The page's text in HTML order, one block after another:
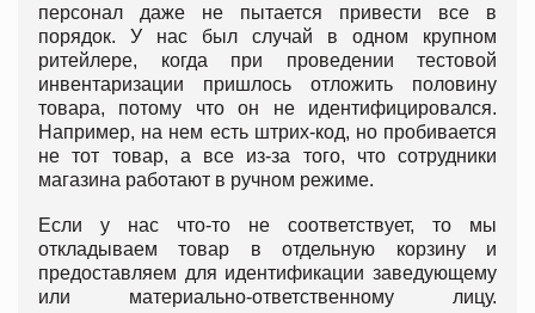
персонал даже не пытается привести все в
порядок. У нас был случай в одном крупном
ритейлере, когда при проведении тестовой
инвентаризации пришлось отложить половину
товара, потому что он не идентифицировался.
Например, на нем есть штрих-код, но пробивается
не тот товар, а все из-за того, что сотрудники
магазина работают в ручном режиме.
Если у нас что-то не соответствует, то мы
откладываем товар в отдельную корзину и
предоставляем для идентификации заведующему
или материально-ответственному лицу.